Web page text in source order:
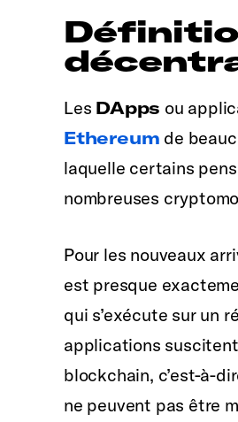
Les DApps ou
Ethereum de
laquelle certains
nombreuses
Pour les nouveaux
est presque
qui s’exécute sur un
applications
blockchain, c’est-à-
ne peuvent pas être